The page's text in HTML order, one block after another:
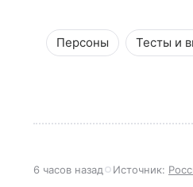
Персоны Тесты и
6 часов назад Источник: